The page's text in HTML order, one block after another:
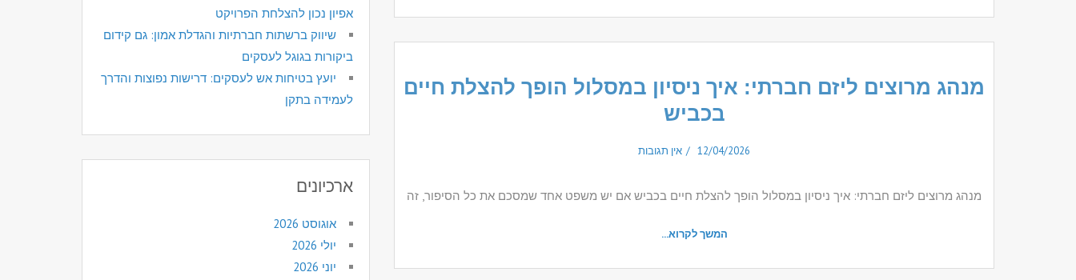
מנהג מרוצים ליזם חברתי: איך ניסיון במסלול הופך להצלת חיים
בכביש
12/04/2026 אין תגובות
מנהג מרוצים ליזם חברתי: איך ניסיון במסלול הופך להצלת חיים בכביש אם יש משפט אחד שמסכם את כל הסיפור, זה
המשך לקרוא...
אפיון נכון להצלחת הפרויקט
שיווק ברשתות חברתיות והגדלת אמון: גם קידום
ביקורות בגוגל לעסקים
יועץ בטיחות אש לעסקים: דרישות נפוצות והדרך
לעמידה בתקן
ארכיונים
אוגוסט 2026
יולי 2026
יוני 2026